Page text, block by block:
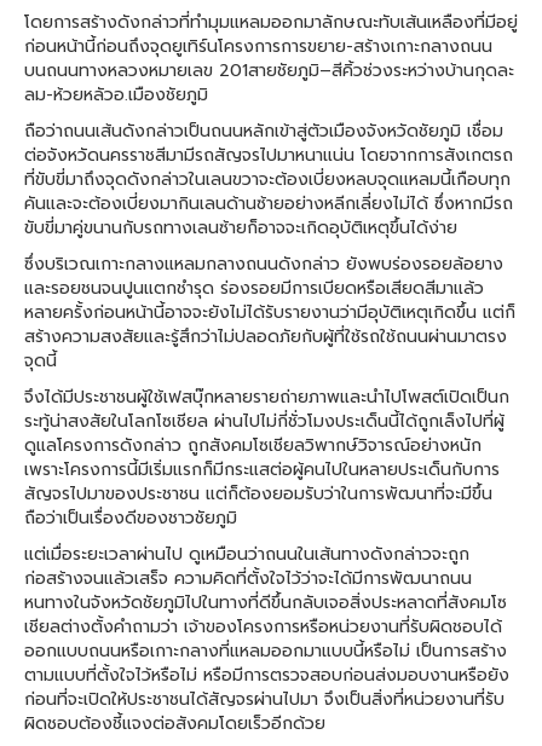
โดยการสร้างดังกล่าวที่ทำมุมแหลมออกมาลักษณะทับเส้นเหลืองที่มีอยู่
ก่อนหน้านี้ก่อนถึงจุดยูเทิร์นโครงการการขยาย-สร้างเกาะกลางถนน
บนถนนทางหลวงหมายเลข 201สายชัยภูมิ–สีคิ้วช่วงระหว่างบ้านกุดละ
ลม-ห้วยหลัวอ.เมืองชัยภูมิ
ถือว่าถนนเส้นดังกล่าวเป็นถนนหลักเข้าสู่ตัวเมืองจังหวัดชัยภูมิ เชื่อม
ต่อจังหวัดนครราชสีมามีรถสัญจรไปมาหนาแน่น โดยจากการสังเกตรถ
ที่ขับขี่มาถึงจุดดังกล่าวในเลนขวาจะต้องเบี่ยงหลบจุดแหลมนี้เกือบทุก
คันและจะต้องเบี่ยงมากินเลนด้านซ้ายอย่างหลีกเลี่ยงไม่ได้ ซึ่งหากมีรถ
ขับขี่มาคู่ขนานกับรถทางเลนซ้ายก็อาจจะเกิดอุบัติเหตุขึ้นได้ง่าย
ซึ่งบริเวณเกาะกลางแหลมกลางถนนดังกล่าว ยังพบร่องรอยล้อยาง
และรอยชนจนปูนแตกชำรุด ร่องรอยมีการเบียดหรือเสียดสีมาแล้ว
หลายครั้งก่อนหน้านี้อาจจะยังไม่ได้รับรายงานว่ามีอุบัติเหตุเกิดขึ้น แต่ก็
สร้างความสงสัยและรู้สึกว่าไม่ปลอดภัยกับผู้ที่ใช้รถใช้ถนนผ่านมาตรง
จุดนี้
จึงได้มีประชาชนผู้ใช้เฟสบุ๊กหลายรายถ่ายภาพและนำไปโพสต์เปิดเป็นก
ระทู้น่าสงสัยในโลกโซเชียล ผ่านไปไม่กี่ชั่วโมงประเด็นนี้ได้ถูกเล็งไปที่ผู้
ดูแลโครงการดังกล่าว ถูกสังคมโซเชียลวิพากษ์วิจารณ์อย่างหนัก
เพราะโครงการนี้มีเริ่มแรกก็มีกระแสต่อผู้คนไปในหลายประเด็นกับการ
สัญจรไปมาของประชาชน แต่ก็ต้องยอมรับว่าในการพัฒนาที่จะมีขึ้น
ถือว่าเป็นเรื่องดีของชาวชัยภูมิ
แต่เมื่อระยะเวลาผ่านไป ดูเหมือนว่าถนนในเส้นทางดังกล่าวจะถูก
ก่อสร้างจนแล้วเสร็จ ความคิดที่ตั้งใจไว้ว่าจะได้มีการพัฒนาถนน
หนทางในจังหวัดชัยภูมิไปในทางที่ดีขึ้นกลับเจอสิ่งประหลาดที่สังคมโซ
เชียลต่างตั้งคำถามว่า เจ้าของโครงการหรือหน่วยงานที่รับผิดชอบได้
ออกแบบถนนหรือเกาะกลางที่แหลมออกมาแบบนี้หรือไม่ เป็นการสร้าง
ตามแบบที่ตั้งใจไว้หรือไม่ หรือมีการตรวจสอบก่อนส่งมอบงานหรือยัง
ก่อนที่จะเปิดให้ประชาชนได้สัญจรผ่านไปมา จึงเป็นสิ่งที่หน่วยงานที่รับ
ผิดชอบต้องชี้แจงต่อสังคมโดยเร็วอีกด้วย